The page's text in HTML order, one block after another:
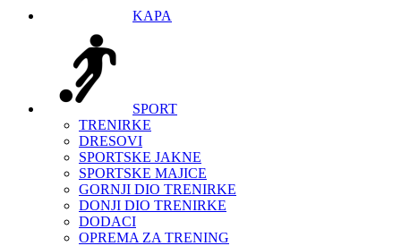
KAPA
SPORT
TRENIRKE
DRESOVI
SPORTSKE JAKNE
SPORTSKE MAJICE
GORNJI DIO TRENIRKE
DONJI DIO TRENIRKE
DODACI
OPREMA ZA TRENING